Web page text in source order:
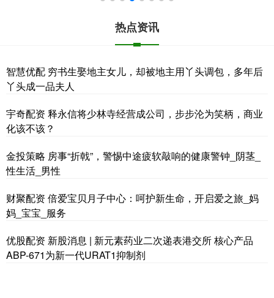
热点资讯
智慧优配 穷书生娶地主女儿，却被地主用丫头调包，多年后
丫头成一品夫人
宇奇配资 释永信将少林寺经营成公司，步步沦为笑柄，商业
化该不该？
金投策略 房事“折戟”，警惕中途疲软敲响的健康警钟_阴茎_
性生活_男性
财聚配资 倍爱宝贝月子中心：呵护新生命，开启爱之旅_妈
妈_宝宝_服务
优股配资 新股消息 | 新元素药业二次递表港交所 核心产品
ABP-671为新一代URAT1抑制剂